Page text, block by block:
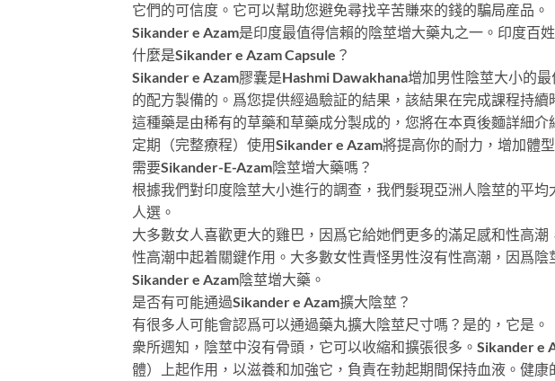
它們的可信度。它可以幫助您避免尋找辛苦賺來的錢的騙局産品。
Sikander e Azam是印度最值得信賴的陰莖增大藥丸之一。印度百
什麼是Sikander e Azam Capsule？
Sikander e Azam膠囊是Hashmi Dawakhana增加男性陰莖大小的
的配方製備的。爲您提供經過驗証的結果，該結果在完成課程持續
這種藥是由稀有的草藥和草藥成分製成的，您將在本頁後麵詳細
定期（完整療程）使用Sikander e Azam將提高你的耐力，增加體
需要Sikander-E-Azam陰莖增大藥嗎？
根據我們對印度陰莖大小進行的調查，我們髮現亞洲人陰莖的平
人選。
大多數女人喜歡更大的雞巴，因爲它給她們更多的滿足感和性高
性高潮中起着關鍵作用。大多數女性責怪男性沒有性高潮，因爲
Sikander e Azam陰莖增大藥。
是否有可能通過Sikander e Azam擴大陰莖？
有很多人可能會認爲可以通過藥丸擴大陰莖尺寸嗎？是的，它是。
衆所週知，陰莖中沒有骨頭，它可以收縮和擴張很多。Sikander
體）上起作用，以滋養和加強它，負責在勃起期間保持血液。健